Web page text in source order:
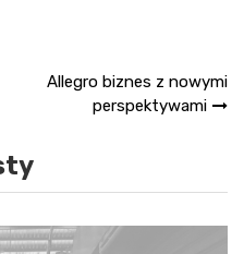
Allegro biznes z nowymi
perspektywami